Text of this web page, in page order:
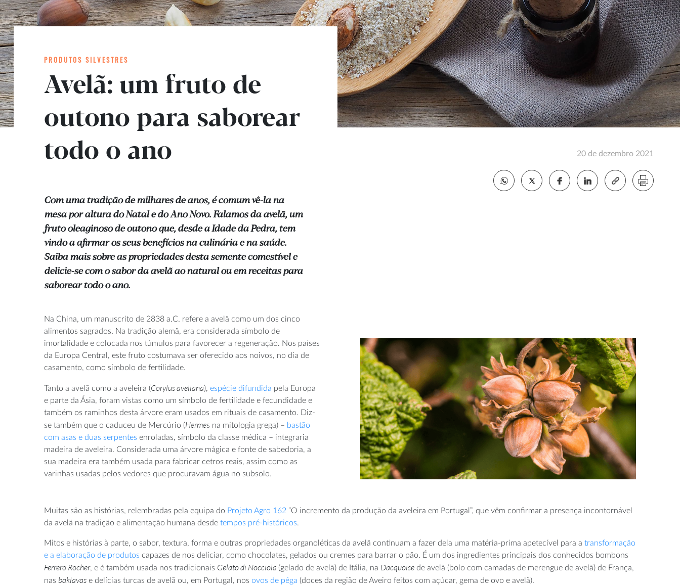
PRODUTOS SILVESTRES
Avelã: um fruto de
outono para saborear
todo o ano
Com uma tradição de milhares de anos, é comum vê-la na
mesa por altura do Natal e do Ano Novo. Falamos da avelã, um
fruto oleaginoso de outono que, desde a Idade da Pedra, tem
vindo a afirmar os seus benefícios na culinária e na saúde.
Saiba mais sobre as propriedades desta semente comestível e
delicie-se com o sabor da avelã ao natural ou em receitas para
saborear todo o ano.
20 de dezembro 2021
Na China, um manuscrito de 2838 a.C. refere a avelã como um dos cinco
alimentos sagrados. Na tradição alemã, era considerada símbolo de
imortalidade e colocada nos túmulos para favorecer a regeneração. Nos países
da Europa Central, este fruto costumava ser oferecido aos noivos, no dia de
casamento, como símbolo de fertilidade.
Tanto a avelã como a aveleira (Corylus avellana), espécie difundida pela Europa
e parte da Ásia, foram vistas como um símbolo de fertilidade e fecundidade e
também os raminhos desta árvore eram usados em rituais de casamento. Diz-
se também que o caduceu de Mercúrio (Hermes na mitologia grega) – bastão
com asas e duas serpentes enroladas, símbolo da classe médica – integraria
madeira de aveleira. Considerada uma árvore mágica e fonte de sabedoria, a
sua madeira era também usada para fabricar cetros reais, assim como as
varinhas usadas pelos vedores que procuravam água no subsolo.
Muitas são as histórias, relembradas pela equipa do Projeto Agro 162 “O incremento da produção da aveleira em Portugal”, que vêm confirmar a presença incontornável
da avelã na tradição e alimentação humana desde tempos pré-históricos.
Mitos e histórias à parte, o sabor, textura, forma e outras propriedades organoléticas da avelã continuam a fazer dela uma matéria-prima apetecível para a transformação
e a elaboração de produtos capazes de nos deliciar, como chocolates, gelados ou cremes para barrar o pão. É um dos ingredientes principais dos conhecidos bombons
Ferrero Rocher, e é também usada nos tradicionais Gelato di Nocciola (gelado de avelã) de Itália, na Dacquoise de avelã (bolo com camadas de merengue de avelã) de França,
nas baklavas e delícias turcas de avelã ou, em Portugal, nos ovos de pêga (doces da região de Aveiro feitos com açúcar, gema de ovo e avelã).